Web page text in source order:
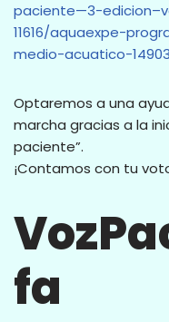
paciente—3-
11616/aquaexpe-
medio-acuatico-
Optaremos a una
marcha gracias a la
paciente”.
¡Contamos con tu
fa